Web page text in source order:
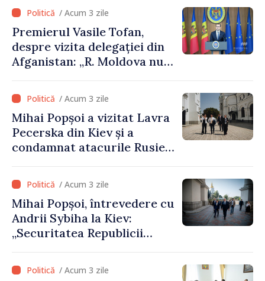
/ Acum 3 zile
Premierul Vasile Tofan,
despre vizita delegației din
Afganistan: „R. Moldova nu
talibană. Aprobarea acestei
vizite a fost o eroare de
evaluare și de coordonare
instituțională”
/ Acum 3 zile
Mihai Popșoi a vizitat Lavra
Pecerska din Kiev și a
condamnat atacurile Rusiei
cultural al Ucrainei
/ Acum 3 zile
Mihai Popșoi, întrevedere cu
Andrii Sybiha la Kiev:
„Securitatea Republicii
de securitatea Ucrainei”
/ Acum 3 zile